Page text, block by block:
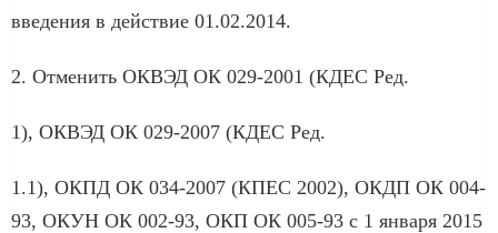
введения в действие 01.02.2014.
2. Отменить ОКВЭД ОК 029-2001 (КДЕС Ред.
1), ОКВЭД ОК 029-2007 (КДЕС Ред.
1.1), ОКПД ОК 034-2007 (КПЕС 2002), ОКДП ОК 004-
93, ОКУН ОК 002-93, ОКП ОК 005-93 с 1 января 2015